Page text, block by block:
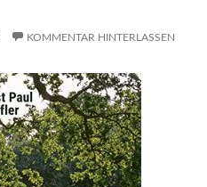
KOMMENTAR HINTERLASSEN